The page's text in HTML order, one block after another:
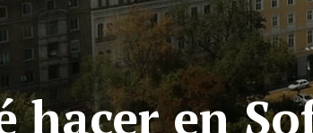
hacer en